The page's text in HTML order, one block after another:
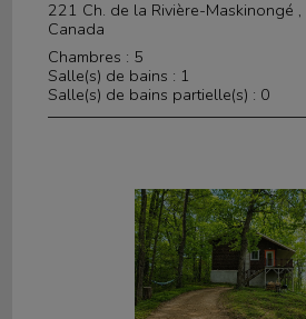
221 Ch. de la Rivière-Maskinongé ,
Canada
Chambres : 5
Salle(s) de bains : 1
Salle(s) de bains partielle(s) : 0